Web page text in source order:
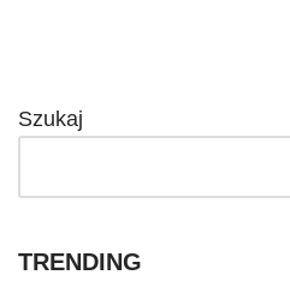
Szukaj
TRENDING